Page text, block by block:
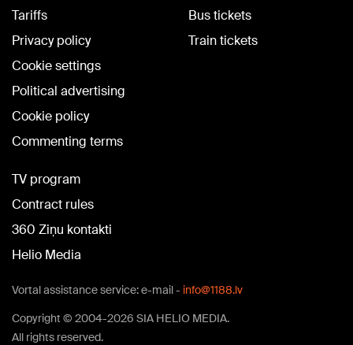
Tariffs
Privacy policy
Cookie settings
Political advertising
Cookie policy
Commenting terms
Bus tickets
Train tickets
TV program
Contract rules
360 Ziņu kontakti
Helio Media
Vortal assistance service: e-mail - info@1188.lv
Copyright © 2004-2026 SIA HELIO MEDIA.
All rights reserved.